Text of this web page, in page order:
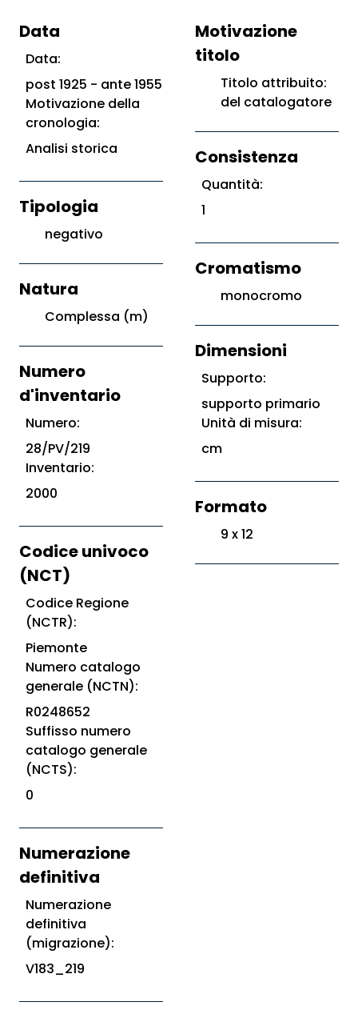
Data
Data:
post 1925 - ante 1955
Motivazione della
cronologia:
Analisi storica
Tipologia
negativo
Natura
Complessa (m)
Numero
d'inventario
Numero:
28/PV/219
Inventario:
2000
Codice univoco
(NCT)
Codice Regione
(NCTR):
Piemonte
Numero catalogo
generale (NCTN):
R0248652
Suffisso numero
catalogo generale
(NCTS):
0
Numerazione
definitiva
Numerazione
definitiva
(migrazione):
V183_219
Motivazione
titolo
Titolo attribuito:
del catalogatore
Consistenza
Quantità:
1
Cromatismo
monocromo
Dimensioni
Supporto:
supporto primario
Unità di misura:
cm
Formato
9 x 12